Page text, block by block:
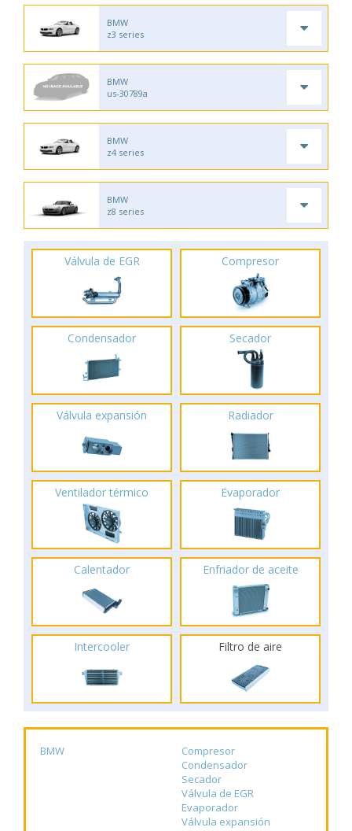
BMW
z3 series
BMW
us-30789a
BMW
z4 series
BMW
z8 series
Válvula de EGR Compresor
Condensador Secador
Válvula expansión Radiador
Ventilador térmico Evaporador
Calentador Enfriador de aceite
Intercooler Filtro de aire
BMW
Compresor
Condensador
Secador
Válvula de EGR
Evaporador
Válvula expansión